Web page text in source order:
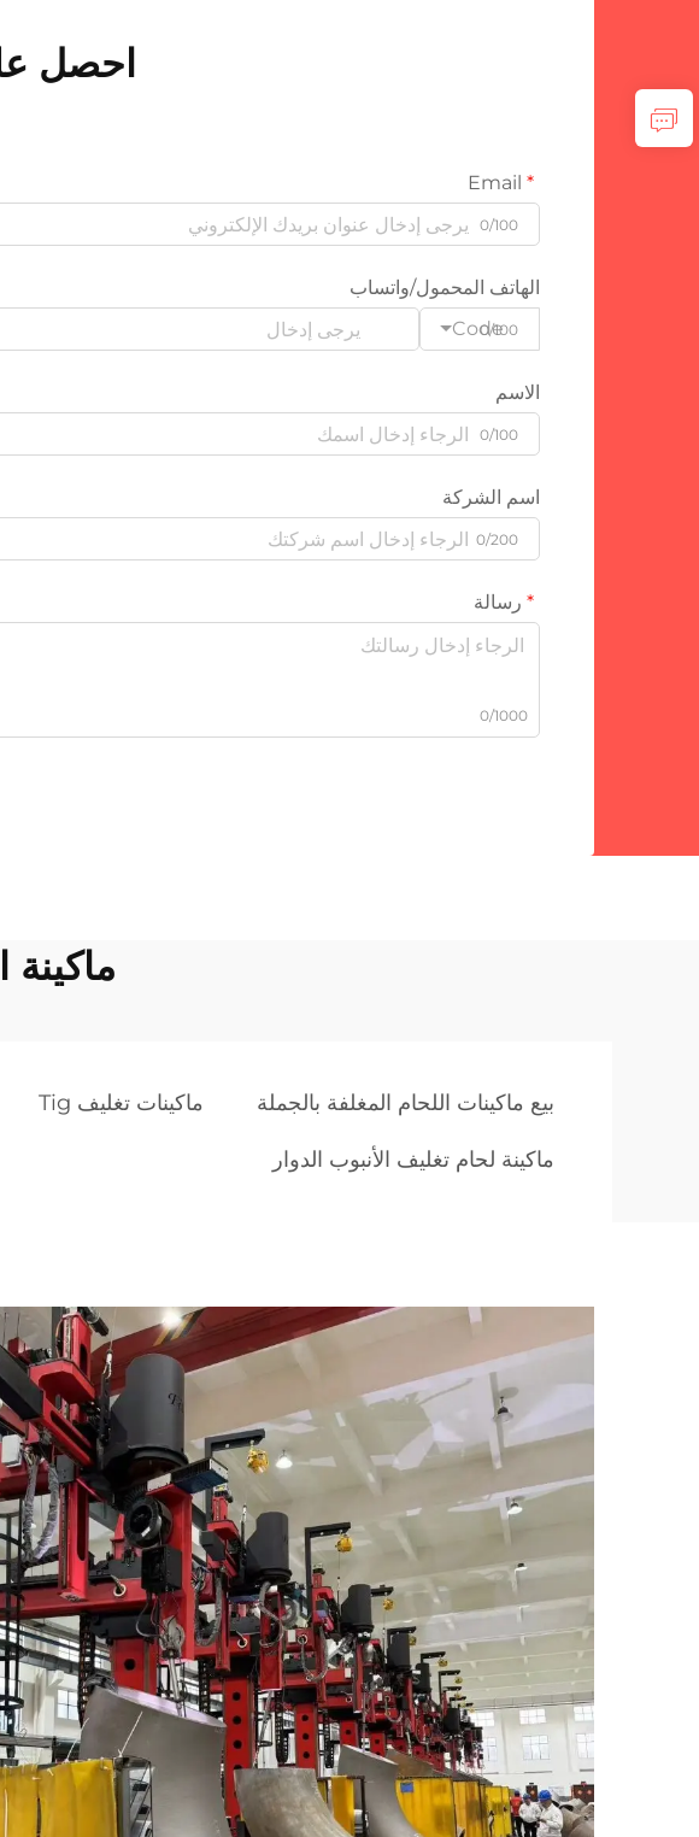
احصل
0/100
الهاتف المحمول/واتساب
Code
0/100
الاسم
0/100
اسم الشركة
0/200
رسالة
0/1000
ماكينة
بيع ماكينات اللحام المغلفة بالجملة ماكينات تغليف Tig
ماكينة لحام تغليف الأنبوب الدوار